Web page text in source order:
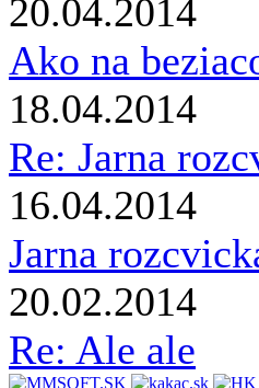
20.04.2014
Ako na
18.04.2014
Re: Jarna
16.04.2014
Jarna
20.02.2014
Re: Ale ale